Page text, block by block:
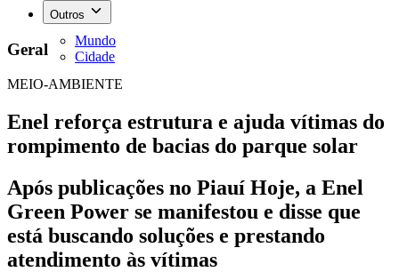
Outros
Mundo
Cidade
Geral
MEIO-AMBIENTE
Enel reforça estrutura e ajuda vítimas do
rompimento de bacias do parque solar
Após publicações no Piauí Hoje, a Enel
Green Power se manifestou e disse que
está buscando soluções e prestando
atendimento às vítimas